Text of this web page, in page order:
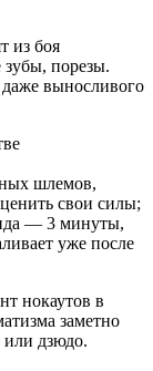
из боя
порезы.
выносливого
шлемов,
свои силы;
— 3 минуты,
уже после
нокаутов в
заметно
дзюдо.